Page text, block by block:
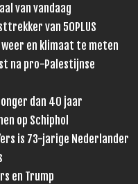
van vandaag
van 50PLUS
en klimaat te meten
na pro-Palestijnse
dan 40 jaar
op Schiphol
is 73-jarige Nederlander
en Trump